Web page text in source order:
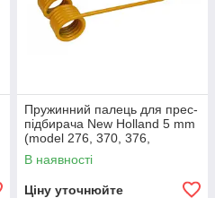
Пружинний палець для прес-
підбирача New Holland 5 mm
(model 276, 370, 376,
377,841, 920...)
В наявності
Ціну уточнюйте